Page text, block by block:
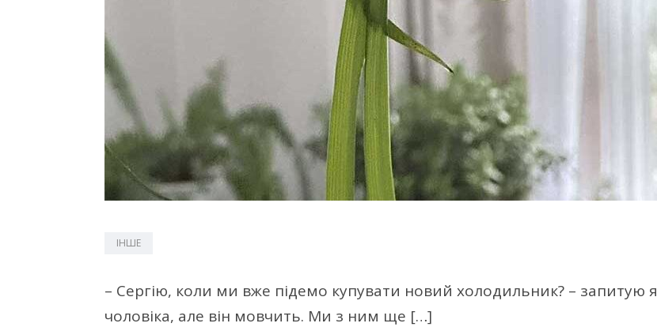
ІНШЕ
– Сергію, коли ми вже підемо купувати новий холодильник? – запитую я
чоловіка, але він мовчить. Ми з ним ще […]